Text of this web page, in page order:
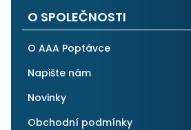
O SPOLEČNOSTI
O AAA Poptávce
Napište nám
Novinky
Obchodní podmínky